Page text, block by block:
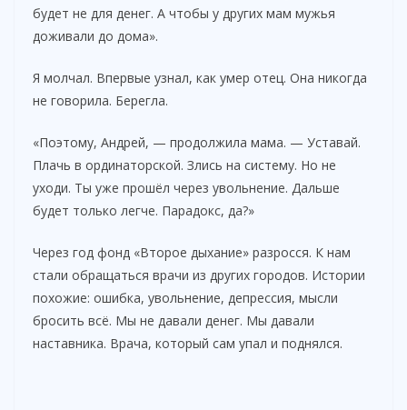
будет не для денег. А чтобы у других мам мужья
доживали до дома».
Я молчал. Впервые узнал, как умер отец. Она никогда
не говорила. Берегла.
«Поэтому, Андрей, — продолжила мама. — Уставай.
Плачь в ординаторской. Злись на систему. Но не
уходи. Ты уже прошёл через увольнение. Дальше
будет только легче. Парадокс, да?»
Через год фонд «Второе дыхание» разросся. К нам
стали обращаться врачи из других городов. Истории
похожие: ошибка, увольнение, депрессия, мысли
бросить всё. Мы не давали денег. Мы давали
наставника. Врача, который сам упал и поднялся.